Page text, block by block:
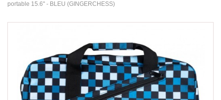
portable 15.6" - BLEU (GINGERCHESS)